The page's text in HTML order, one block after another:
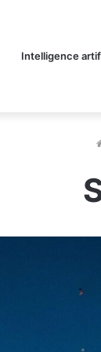
Intelligence